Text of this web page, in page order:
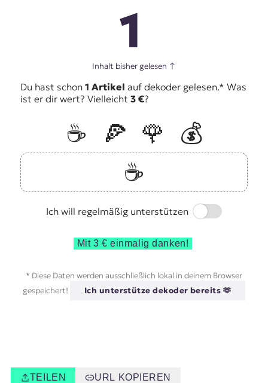
1
Inhalt bisher gelesen ↑
Du hast schon 1 Artikel auf dekoder gelesen.* Was
ist er dir wert? Vielleicht 3 €?
☕️ 🍕 🌹
💰
☕️
Ich will regelmäßig unterstützen
Switch
Mit 3 € einmalig danken!
* Diese Daten werden ausschließlich lokal in deinem Browser
gespeichert!
Ich unterstütze dekoder bereits 🫶
TEILEN URL KOPIEREN